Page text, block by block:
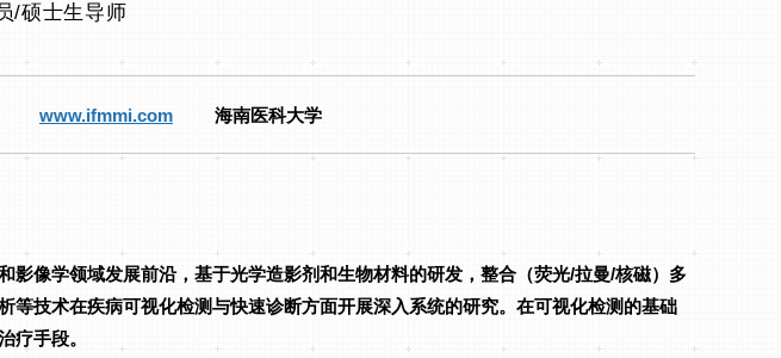
/硕士生导师
www.ifmmi.com 海南医科大学
影像学领域发展前沿，基于光学造影剂和生物材料的研发，整合（荧光/拉曼/核磁）多
等技术在疾病可视化检测与快速诊断方面开展深入系统的研究。在可视化检测的基础
疗手段。